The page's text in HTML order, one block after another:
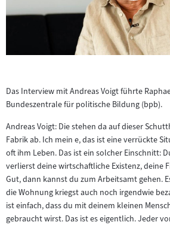
Das Interview mit Andreas Voigt führte
Bundeszentrale für politische Bildung (bpb).
Andreas Voigt: Die stehen da auf dieser
Fabrik ab. Ich mein e, das ist eine verrückte
oft ihm Leben. Das ist ein solcher Einschnitt:
verlierst deine wirtschaftliche Existenz, deine
Gut, dann kannst du zum Arbeitsamt gehen.
die Wohnung kriegst auch noch irgendwie
ist einfach, dass du mit deinem kleinen
gebraucht wirst. Das ist es eigentlich. Jeder